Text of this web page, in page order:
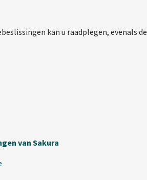
kan u raadplegen, evenals de
van Sakura